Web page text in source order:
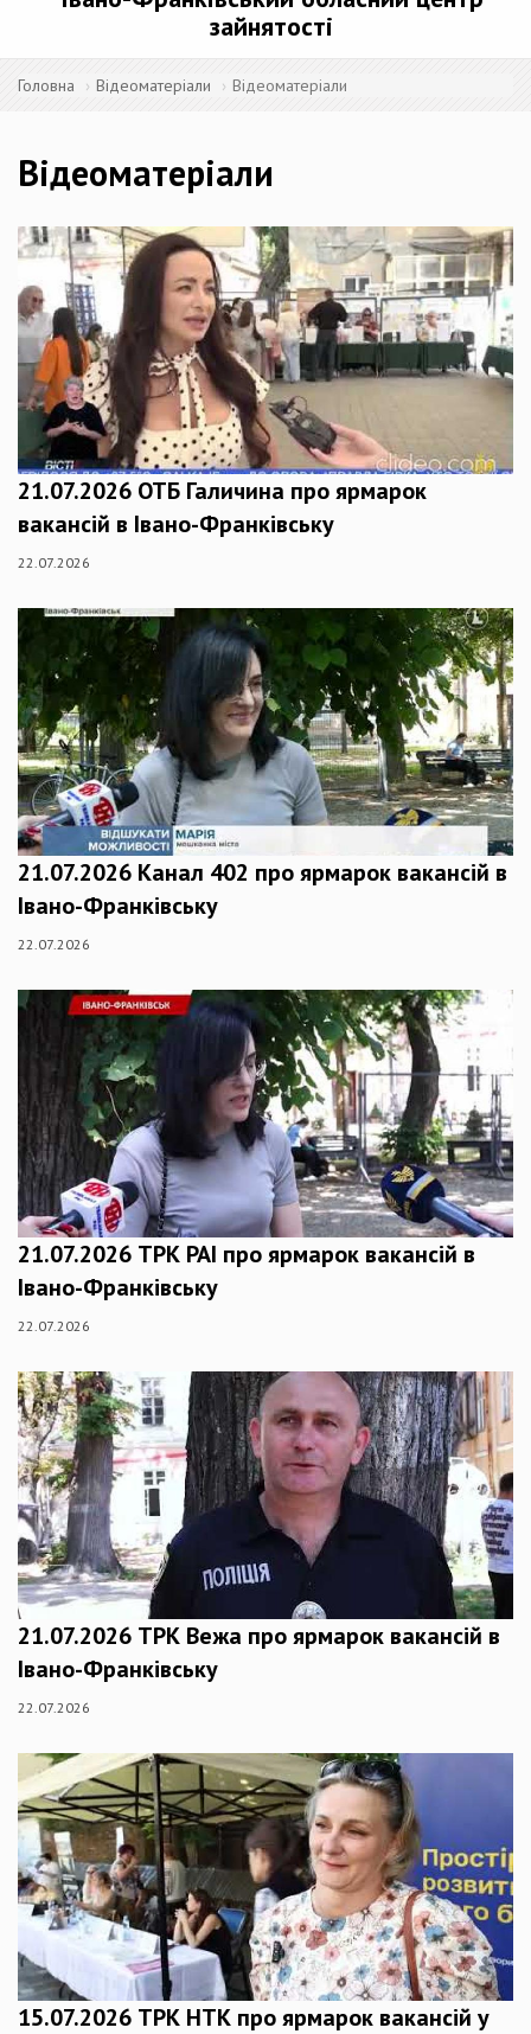
зайнятості
Головна Відеоматеріали Відеоматеріали
Відеоматеріали
21.07.2026 ОТБ Галичина про ярмарок
вакансій в Івано-Франківську
22.07.2026
21.07.2026 Канал 402 про ярмарок вакансій в
Івано-Франківську
22.07.2026
21.07.2026 ТРК РАІ про ярмарок вакансій в
Івано-Франківську
22.07.2026
21.07.2026 ТРК Вежа про ярмарок вакансій в
Івано-Франківську
22.07.2026
15.07.2026 ТРК НТК про ярмарок вакансій у